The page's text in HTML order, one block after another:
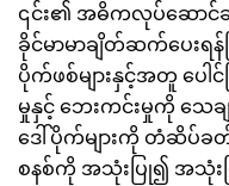
၎င်း၏ အဓိကလုပ်ဆောင်
ခိုင်မာမာချိတ်ဆက်ပေးရန်
ပိုက်ဖစ်များနှင့်အတူ ပေါ
မှုနှင့် ဘေးကင်းမှုကို သေ
ဒေါ်ပိုက်များကို တံဆိပ်ခတ်
စနစ်ကို အသုံးပြု၍ အသုံးပ